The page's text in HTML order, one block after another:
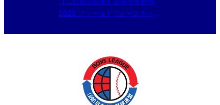
2025 フィールドフォースカップ